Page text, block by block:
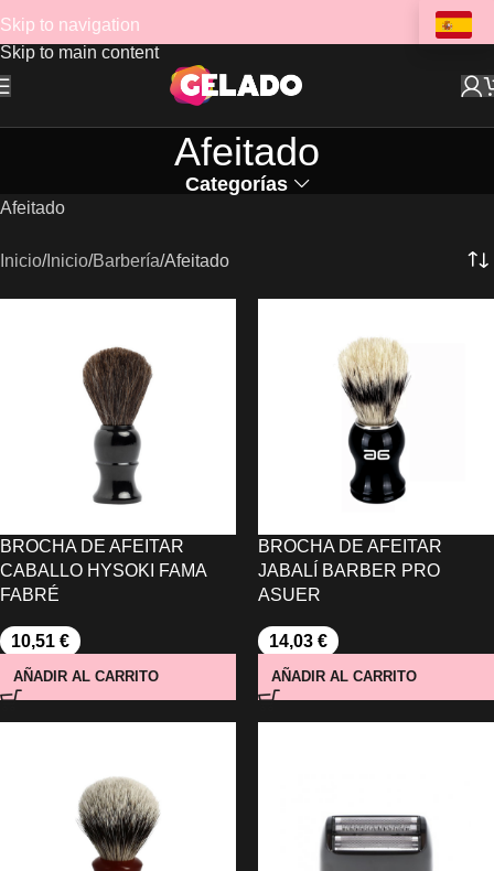
Skip to navigation
Skip to main content
Afeitado
Categorías
Afeitado
Inicio Inicio Barbería Afeitado
BROCHA DE AFEITAR
CABALLO HYSOKI FAMA
FABRÉ
10,51 €
AÑADIR AL CARRITO
BROCHA DE AFEITAR
JABALÍ BARBER PRO
ASUER
14,03 €
AÑADIR AL CARRITO